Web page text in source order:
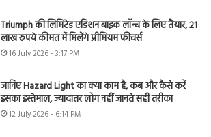
Triumph की लिमिटेड एडिशन बाइक लॉन्च के लिए तैयार, 21
लाख रुपये कीमत में मिलेंगे प्रीमियम फीचर्स
16 July 2026 - 3:17 PM
जानिए Hazard Light का क्या काम है, कब और कैसे करें
इसका इस्तेमाल, ज्यादातर लोग नहीं जानते सही तरीका
12 July 2026 - 6:14 PM